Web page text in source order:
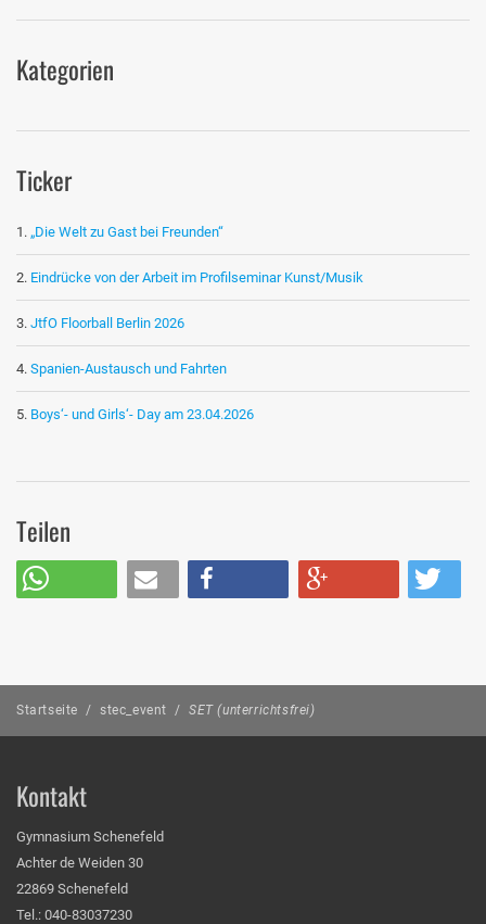
Kategorien
Ticker
„Die Welt zu Gast bei Freunden“
Eindrücke von der Arbeit im Profilseminar Kunst/Musik
JtfO Floorball Berlin 2026
Spanien-Austausch und Fahrten
Boys‘- und Girls‘- Day am 23.04.2026
Teilen
Startseite / stec_event / SET (unterrichtsfrei)
Kontakt
Gymnasium Schenefeld
Achter de Weiden 30
22869 Schenefeld
Tel.: 040-83037230